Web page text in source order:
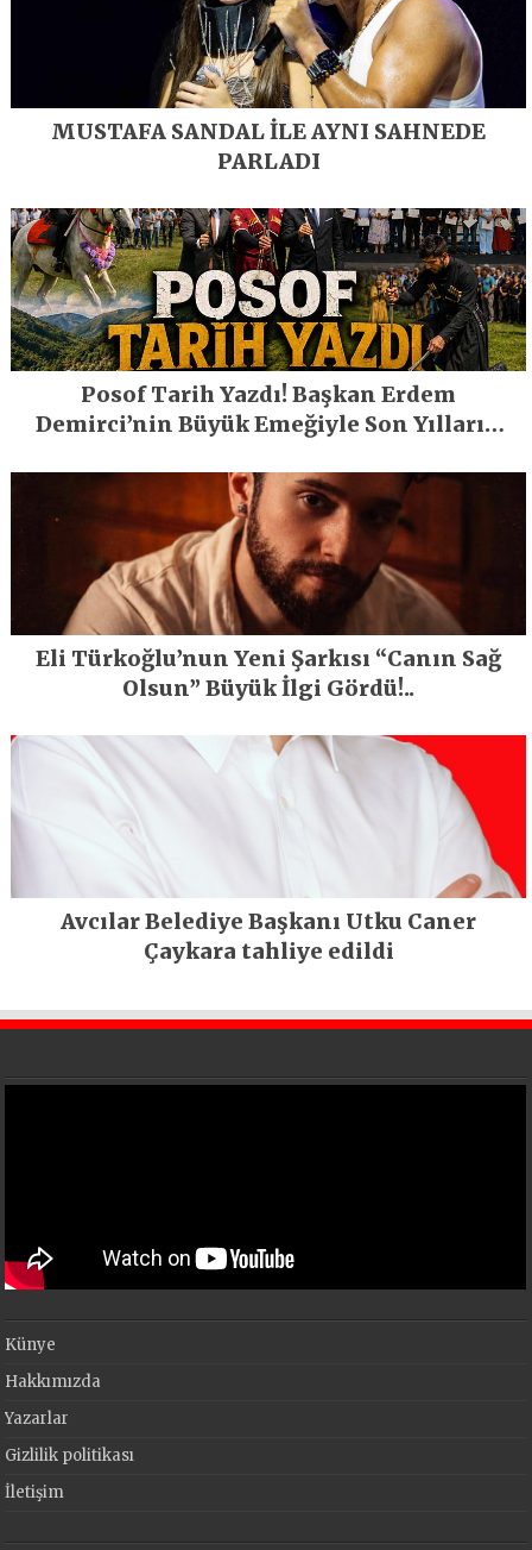
MUSTAFA SANDAL İLE AYNI SAHNEDE
PARLADI
Posof Tarih Yazdı! Başkan Erdem
Demirci’nin Büyük Emeğiyle Son Yılların
Eli Türkoğlu’nun Yeni Şarkısı “Canın Sağ
Olsun” Büyük İlgi Gördü!..
Avcılar Belediye Başkanı Utku Caner
Çaykara tahliye edildi
Künye
Hakkımızda
Yazarlar
Gizlilik politikası
İletişim